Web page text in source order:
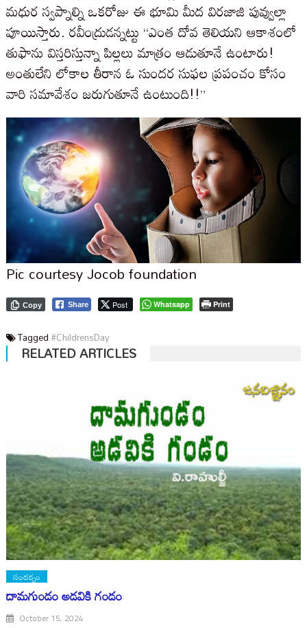
మధుర స్వప్నాల్ని ఒకరోజు ఈ భూమి మీద విరజాజి పువ్వుల్లా
పూయిస్తారు. రవీంద్రుడన్నట్టు “ఎంత దోవ తెలియని ఆకాశంలో
తుఫాను విస్తరిస్తున్నా పిల్లలు మాత్రం ఆడుతూనే ఉంటారు!
అంతులేని లోకాల తీరాన ఓ సుందర సుఫల ప్రపంచం కోసం
వారి సమావేశం జరుగుతూనే ఉంటుంది!!”
Pic courtesy Jocob foundation
Share Post Whatsapp
Copy Print
Tagged#ChildrensDay
RELATED ARTICLES
సందర్భం
దామగుండం అడవికి గండం
October 15, 2024